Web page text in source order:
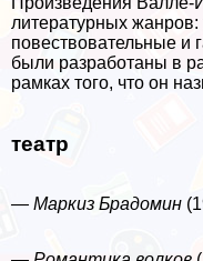
литературных
повествовательные и
были разработаны в
рамках того, что он
театр
— Маркиз Брадомин